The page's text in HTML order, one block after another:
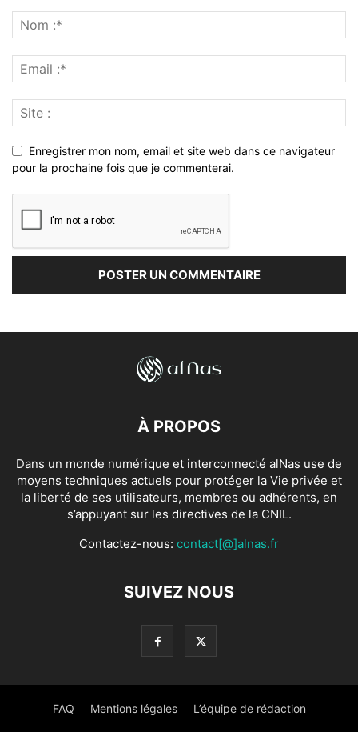
Enregistrer mon nom, email et site web dans ce navigateur
pour la prochaine fois que je commenterai.
À PROPOS
Dans un monde numérique et interconnecté alNas use de
moyens techniques actuels pour protéger la Vie privée et
la liberté de ses utilisateurs, membres ou adhérents, en
s’appuyant sur les directives de la CNIL.
Contactez-nous: contact[@]alnas.fr
SUIVEZ NOUS
FAQ Mentions légales L’équipe de rédaction